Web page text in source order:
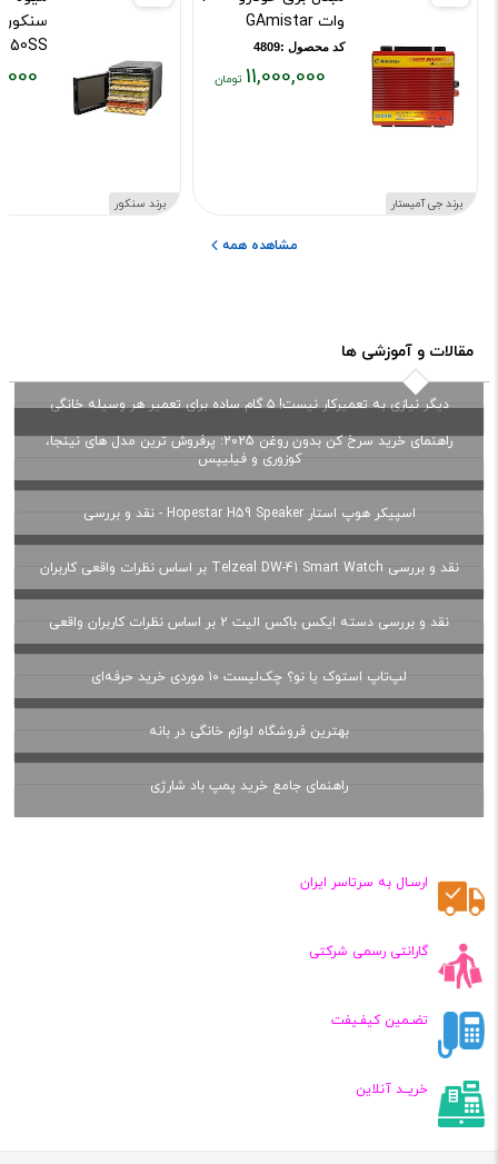
برند جی آمیستار
وات GAmistar
کد محصول :4809
11,000,000
برند سنکور
کد محصول
مشاهده همه
مقالات و آموزشی ها
دیگر نیازی به تعمیرکار نیست! ۵ گام ساده برای تعمیر هر وسیله خانگی
راهنمای خرید سرخ کن بدون روغن 2025: پرفروش ترین مدل های نینجا،
کوزوری و فیلیپس
اسپیکر هوپ استار Hopestar H59 Speaker - نقد و بررسی
نقد و بررسی Telzeal DW-41 Smart Watch بر اساس نظرات واقعی کاربران
نقد و بررسی دسته ایکس باکس الیت 2 بر اساس نظرات کاربران واقعی
لپ‌تاپ استوک یا نو؟ چک‌لیست ۱۰ موردی خرید حرفه‌ای
بهترین فروشگاه لوازم خانگی در بانه
راهنمای جامع خرید پمپ باد شارژی
ارسـال به سرتاسر ایران
گارانتی رسمی شرکتی
تضـمین کیفـیفت
خریــد آنلاین